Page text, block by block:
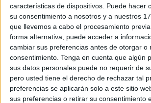
características de dispositivos. Puede hacer
su consentimiento a nosotros y a nuestros
que llevemos a cabo el procesamiento
forma alternativa, puede acceder a
cambiar sus preferencias antes de otorgar o
consentimiento. Tenga en cuenta que algún
sus datos personales puede no requerir de
pero usted tiene el derecho de rechazar tal
preferencias se aplicarán solo a este sitio
sus preferencias o retirar su consentimiento
oportunidad de avanzar de ronda que le
medirse a un Primera División, donde ya
más grandes como son el Real Madrid y
El encuentro de segunda ronda de Copa
entre el 20 y el 22 de diciembre en el
Murube’, ya que el Ceuta es un equipo
categoría.